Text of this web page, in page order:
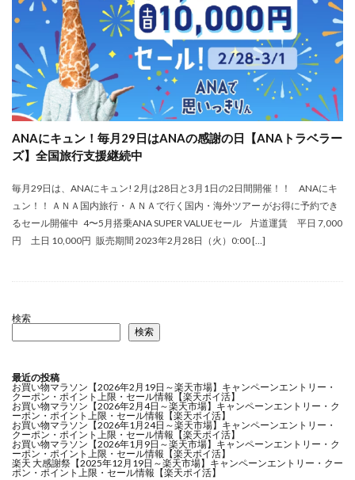
ANAにキュン！毎月29日はANAの感謝の日【ANAトラベラー
ズ】全国旅行支援継続中
毎月29日は、ANAにキュン! 2月は28日と3月1日の2日間開催！！ ANAにキ
ュン！！ ＡＮＡ国内旅行・ＡＮＡで行く国内・海外ツアー がお得に予約でき
るセール開催中 4〜5月搭乗ANA SUPER VALUEセール 片道運賃 平日 7,000
円 土日 10,000円 販売期間 2023年2月28日（火）0:00 […]
検索
検索
最近の投稿
お買い物マラソン【2026年2月19日～楽天市場】キャンペーンエントリー・
クーポン・ポイント上限・セール情報【楽天ポイ活】
お買い物マラソン【2026年2月4日～楽天市場】キャンペーンエントリー・ク
ーポン・ポイント上限・セール情報【楽天ポイ活】
お買い物マラソン【2026年1月24日～楽天市場】キャンペーンエントリー・
クーポン・ポイント上限・セール情報【楽天ポイ活】
お買い物マラソン【2026年1月9日～楽天市場】キャンペーンエントリー・ク
ーポン・ポイント上限・セール情報【楽天ポイ活】
楽天 大感謝祭【2025年12月19日～楽天市場】キャンペーンエントリー・クー
ポン・ポイント上限・セール情報【楽天ポイ活】